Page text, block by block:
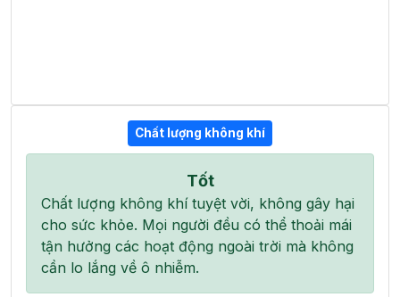
Chất lượng không khí
Tốt
Chất lượng không khí tuyệt vời, không gây hại
cho sức khỏe. Mọi người đều có thể thoải mái
tận hưởng các hoạt động ngoài trời mà không
cần lo lắng về ô nhiễm.